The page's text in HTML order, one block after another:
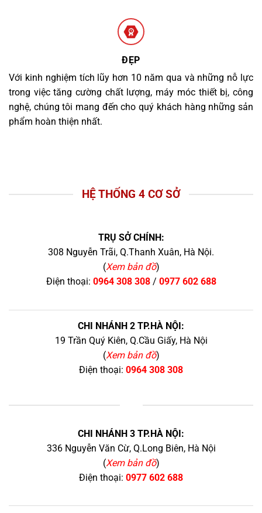
ĐẸP
Với kinh nghiệm tích lũy hơn 10 năm qua và những nỗ lực
trong việc tăng cường chất lượng, máy móc thiết bị, công
nghệ, chúng tôi mang đến cho quý khách hàng những sản
phẩm hoàn thiện nhất.
HỆ THỐNG 4 CƠ SỞ
TRỤ SỞ CHÍNH:
308 Nguyễn Trãi, Q.Thanh Xuân, Hà Nội.
(Xem bản đồ)
Điện thoại: 0964 308 308/ 0977 602 688
CHI NHÁNH 2 TP.HÀ NỘI:
19 Trần Quý Kiên, Q.Cầu Giấy, Hà Nội
(Xem bản đồ)
Điện thoại: 0964 308 308
CHI NHÁNH 3 TP.HÀ NỘI:
336 Nguyễn Văn Cừ, Q.Long Biên, Hà Nội
(Xem bản đồ)
Điện thoại: 0977 602 688